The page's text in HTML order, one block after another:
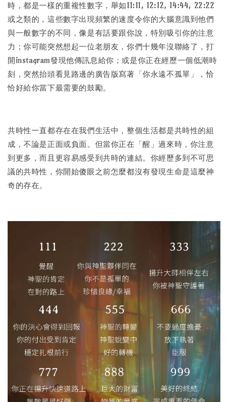
時，都是一樣的重複性數字，舉如11:11, 12:12, 14:44, 22:22
或之類的，這些數字出現頻繁的速度令你的大腦意識到他們
與一般數字的不同，像是有話要跟你說，特別吸引你的注意
力；你可能突然想起一位老朋友，你們十幾年沒聯絡了，打
開instagram發現他傳訊息給你；或是你正在經歷一個低潮時
刻，突然抬頭看見路邊的廣告版寫著「你永遠不孤單」，恰
恰好給你當下最需要的鼓勵。
共時性一直都存在在我們生活中，整個生活都是共時性的組
成，不論是正面或負面。但當你正在「醒」過來時，你注意
到更多，而且更容易感受到共時的連結。你經歷多到不可思
議的共時性，你開始傻眼之前怎麼都沒有發現生命是這麼神
奇的存在。